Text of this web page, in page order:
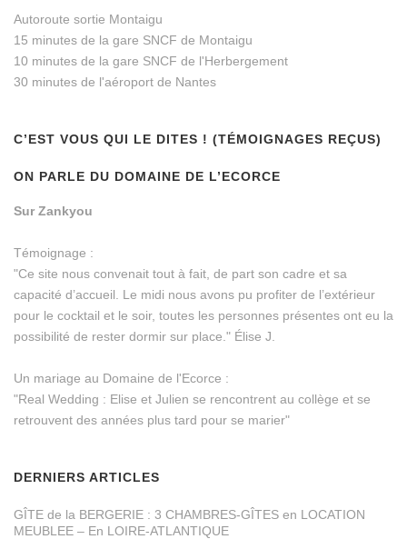
Autoroute sortie Montaigu
15 minutes de la gare SNCF de Montaigu
10 minutes de la gare SNCF de l'Herbergement
30 minutes de l'aéroport de Nantes
C’EST VOUS QUI LE DITES ! (TÉMOIGNAGES REÇUS)
ON PARLE DU DOMAINE DE L’ECORCE
Sur Zankyou
Témoignage :
"Ce site nous convenait tout à fait, de part son cadre et sa
capacité d’accueil. Le midi nous avons pu profiter de l’extérieur
pour le cocktail et le soir, toutes les personnes présentes ont eu la
possibilité de rester dormir sur place." Élise J.
Un mariage au Domaine de l'Ecorce :
"Real Wedding : Elise et Julien se rencontrent au collège et se
retrouvent des années plus tard pour se marier"
DERNIERS ARTICLES
GÎTE de la BERGERIE : 3 CHAMBRES-GÎTES en LOCATION
MEUBLEE – En LOIRE-ATLANTIQUE